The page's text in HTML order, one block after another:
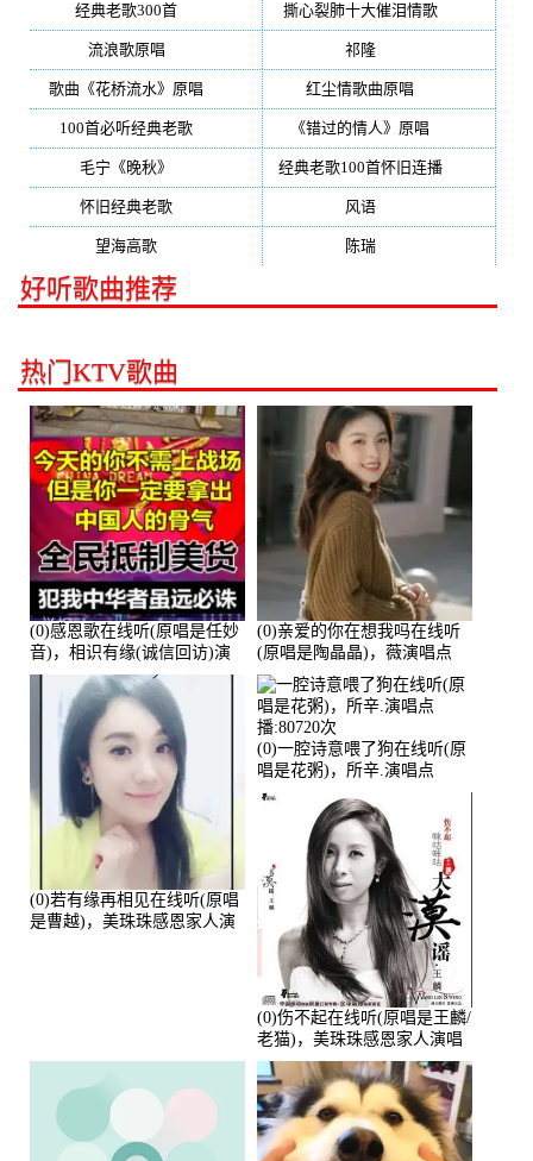
经典老歌300首 撕心裂肺十大催泪情歌(195)
流浪歌原唱 祁隆(188)
歌曲《花桥流水》原唱 红尘情歌曲原唱
100首必听经典老歌 《错过的情人》原唱
毛宁《晚秋》 经典老歌100首怀旧连播(134)
怀旧经典老歌 风语(132)
望海高歌 陈瑞(128)
好听歌曲推荐
热门KTV歌曲
(0)感恩歌在线听(原唱是任妙
音)，相识有缘(诚信回访)演
唱点播:161288次
(0)亲爱的你在想我吗在线听
(原唱是陶晶晶)，薇演唱点
播:159722次
(0)若有缘再相见在线听(原唱
是曹越)，美珠珠感恩家人演
(0)一腔诗意喂了狗在线听(原
唱是花粥)，所辛.演唱点
播:80720次
(0)伤不起在线听(原唱是王麟/
老猫)，美珠珠感恩家人演唱
点播:80218次